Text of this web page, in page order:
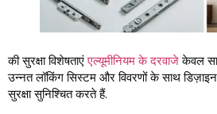
की सुरक्षा विशेषताएंएल्यूमीनियम के दरवाजेकेवल
उन्नत लॉकिंग सिस्टम और विवरणों के साथ
सुरक्षा सुनिश्चित करते हैं.